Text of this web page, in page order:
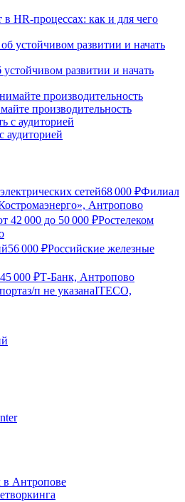
HR-процессах: как и для чего
устойчивом развитии и начать
производительность
аудиторией
сетей68 000 ₽Филиал
Антропово
42 000 до 50 000 ₽Ростелеком
56 000 ₽Российские железные
45 000 ₽Т-Банк, Антропово
з/п не указанаITECO,
в Антропове